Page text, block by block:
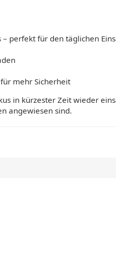
– perfekt für den täglichen
mehr Sicherheit
in kürzester Zeit wieder
angewiesen sind.